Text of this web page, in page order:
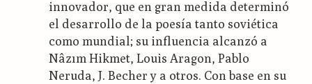
innovador, que en gran medida determinó
el desarrollo de la poesía tanto soviética
como mundial; su influencia alcanzó a
Nâzım Hikmet, Louis Aragon, Pablo
Neruda, J. Becher y a otros. Con base en su